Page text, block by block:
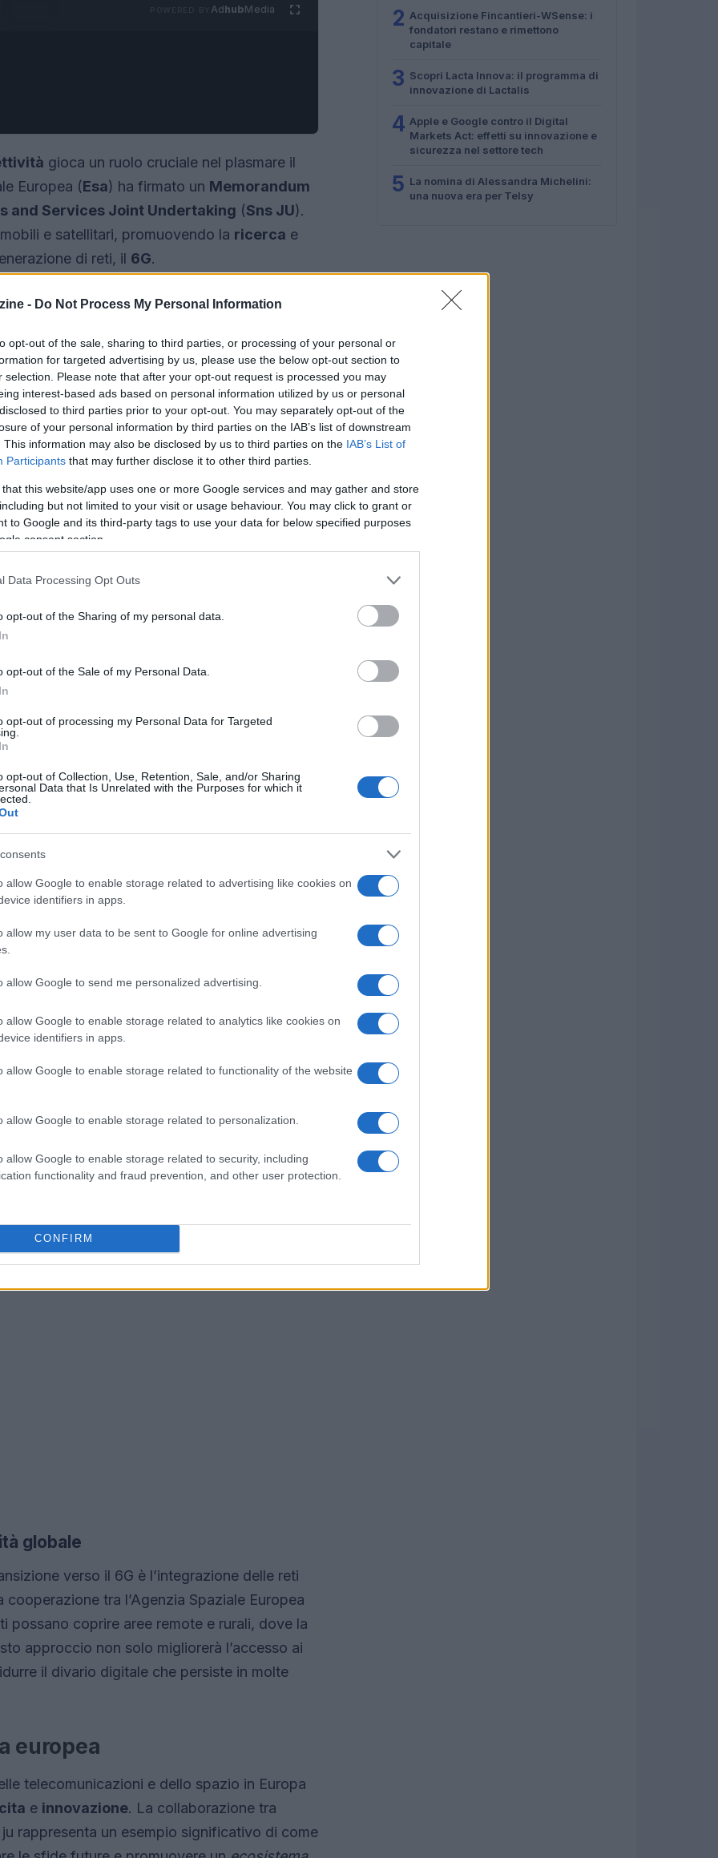
- Do Not Process My Personal Information
opt-out of the sale, sharing to third parties, or processing of your personal or
for targeted advertising by us, please use the below opt-out section to
selection. Please note that after your opt-out request is processed you may
interest-based ads based on personal information utilized by us or personal
to third parties prior to your opt-out. You may separately opt-out of the
of your personal information by third parties on the IAB’s list of downstream
This information may also be disclosed by us to third parties on the IAB’s List of
Participants that may further disclose it to other third parties.
that this website/app uses one or more Google services and may gather and store
but not limited to your visit or usage behaviour. You may click to grant or
to Google and its third-party tags to use your data for below specified purposes
consent section.
Data Processing Opt Outs
opt-out of the Sharing of my personal data.
opt-out of the Sale of my Personal Data.
opt-out of processing my Personal Data for Targeted
opt-out of Collection, Use, Retention, Sale, and/or Sharing
Data that Is Unrelated with the Purposes for which it
allow Google to enable storage related to advertising like cookies on
identifiers in apps.
allow my user data to be sent to Google for online advertising
allow Google to send me personalized advertising.
allow Google to enable storage related to analytics like cookies on
identifiers in apps.
allow Google to enable storage related to functionality of the website
allow Google to enable storage related to personalization.
allow Google to enable storage related to security, including
functionality and fraud prevention, and other user protection.
CONFIRM
AdhubMedia
gioca un ruolo cruciale nel plasmare il
Europea (Esa) ha firmato un Memorandum
and Services Joint Undertaking (Sns JU).
e satellitari, promuovendo la ricerca e
di reti, il 6G.
rispetto alle tecnologie di rete odierne.
creare un ponte tra le reti terrestri e
opportunità per le telecomunicazioni. Questa
che l’Europa rimanga competitiva nel
non solo attraverso l’innovazione
locali.
su diversi aspetti. In primo luogo,
permetterà una maggiore efficienza nella
la cooperazione mira a migliorare la
una più rapida implementazione delle
Inoltre, è fondamentale che
la leadership europea nel campo delle
rispetto al5G, con prospettive di
e interagire con il mondo digitale. Le reti
eccezionalmente elevate e latenze minime,
di applicazioni innovative. Tecnologie
delle cose avranno un impatto notevole su
globale
verso il 6G è l’integrazione delle reti
tra l’Agenzia Spaziale Europea
possano coprire aree remote e rurali, dove la
approccio non solo migliorerà l’accesso ai
il divario digitale che persiste in molte
europea
telecomunicazioni e dello spazio in Europa
e innovazione. La collaborazione tra
rappresenta un esempio significativo di come
2 Acquisizione Fincantieri-WSense: i
fondatori restano e rimettono
capitale
3 Scopri Lacta Innova: il programma di
innovazione di Lactalis
4 Apple e Google contro il Digital
Markets Act: effetti su innovazione e
sicurezza nel settore tech
5 La nomina di Alessandra Michelini:
una nuova era per Telsy